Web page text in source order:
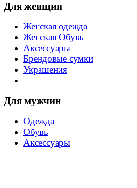
Для женщин
Женская одежда
Женская Обувь
Аксессуары
Брендовые сумки
Украшения
Для мужчин
Одежда
Обувь
Аксессуары